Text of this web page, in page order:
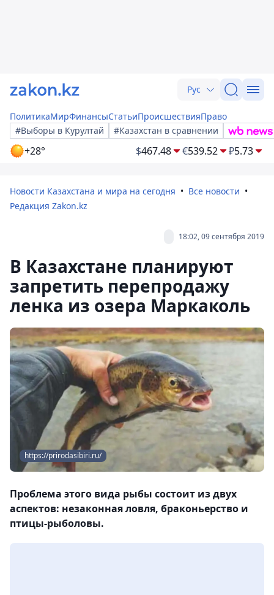
Рус
ПолитикаМирФинансыСтатьиПроисшествияПраво
#Выборы в Курултай
#Казахстан в сравнении
+28° $467.48 €539.52 ₽5.73
Новости Казахстана и мира на сегодня
Все новости
Редакция Zakon.kz
18:02, 09 сентября 2019
В Казахстане планируют
запретить перепродажу
ленка из озера Маркаколь
https://prirodasibiri.ru/
Проблема этого вида рыбы состоит из двух
аспектов: незаконная ловля, браконьерство и
птицы-рыболовы.